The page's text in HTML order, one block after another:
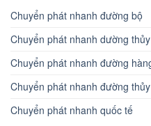
Chuyển phát nhanh đường bộ
Chuyển phát nhanh dường thủy
Chuyển phát nhanh đường
Chuyển phát nhanh đường thủy
Chuyển phát nhanh quốc tế